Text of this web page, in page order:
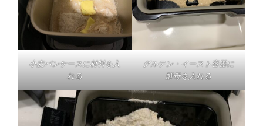
小麦パンケースに材料を入
れる
グルテン・イースト容器に
酵母を入れる